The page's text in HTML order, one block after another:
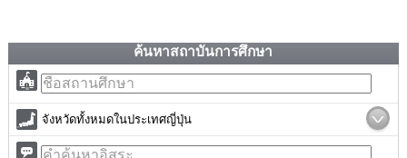
ค้นหาสถาบันการศึกษา
จังหวัดทั้งหมดในประเทศญี่ปุ่น